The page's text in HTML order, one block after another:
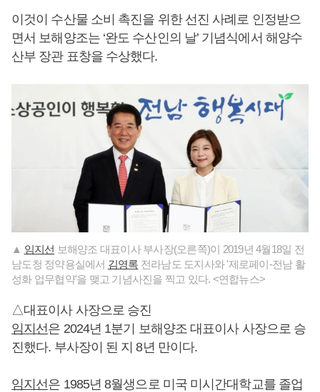
이것이 수산물 소비 촉진을 위한 선진 사례로 인정받으
면서 보해양조는 ‘완도 수산인의 날’ 기념식에서 해양수
산부 장관 표창을 수상했다.
▲ 임지선 보해양조 대표이사 부사장(오른쪽)이 2019년 4월18일 전
남도청 정약용실에서 김영록 전라남도 도지사와 '제로페이-전남 활
성화 업무협약'을 맺고 기념사진을 찍고 있다. <연합뉴스>
△대표이사 사장으로 승진
임지선은 2024년 1분기 보해양조 대표이사 사장으로 승
진했다. 부사장이 된 지 8년 만이다.
임지선은 1985년 8월생으로 미국 미시간대학교를 졸업